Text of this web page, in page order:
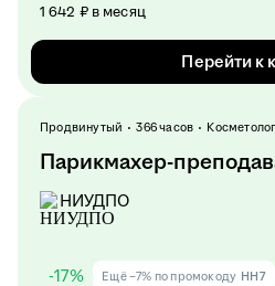
1 642 ₽ в месяц
Перейти к
Продвинутый 366 часов
Парикмахер-
НИУДПО
-17% Ещё −7% по промокоду HH7